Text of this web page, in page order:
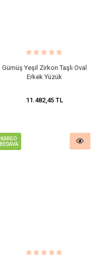
Gümüş Yeşil Zirkon Taşlı Oval
Erkek Yüzük
11.482,45 TL
KARGO
BEDAVA